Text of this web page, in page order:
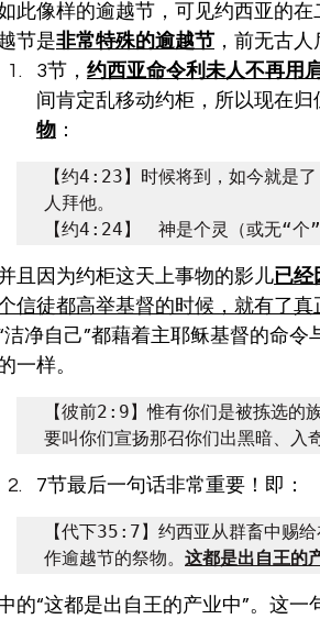
此像样的逾越节，可见约西亚的
节是非常特殊的逾越节 ，前无古
3节， 约西亚命令利未人不再用
间肯定乱移动约柜，所以现在归
物 ：
【约4:23】时候将到，如今就是了
人拜他。
【约4:24】　神是个灵（或无“个”
且因为约柜这天上事物的影儿已经
信徒都高举基督的时候，就有了真
洁净自己”都藉着主耶稣基督的命
一样。
【彼前2:9】惟有你们是被拣选的
要叫你们宣扬那召你们出黑暗、入
7节最后一句话非常重要！即：
【代下35:7】约西亚从群畜中赐
作逾越节的祭物。 这都是出自王的
的“这都是出自王的产业中”。这